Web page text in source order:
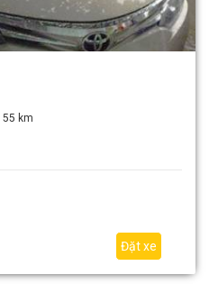
55 km
Đặt xe